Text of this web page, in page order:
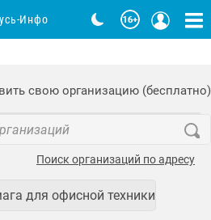
свою организацию (бесплатно)
Поиск организаций по адресу
для офисной техники
Инфо